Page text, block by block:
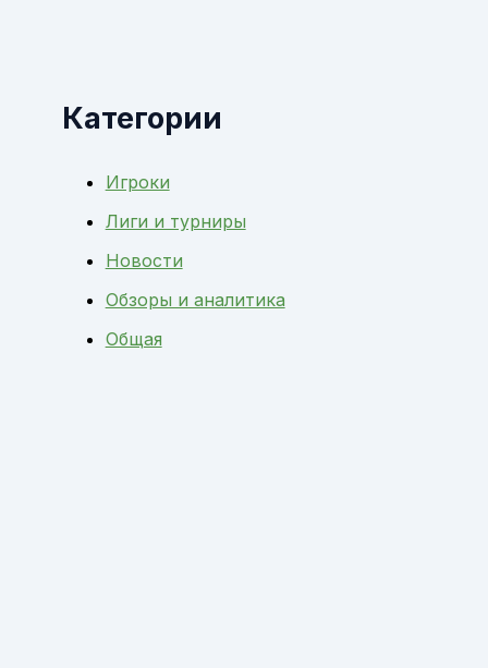
Категории
Игроки
Лиги и турниры
Новости
Обзоры и аналитика
Общая